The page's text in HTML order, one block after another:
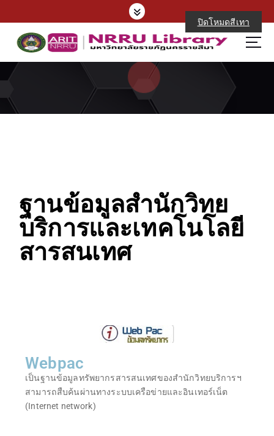
ฐานข้อมูลสำนักวิทย
บริการและเทคโนโลยี
สารสนเทศ
Webpac
เป็นฐานข้อมูลทรัพยากรสารสนเทศของสำนักวิทยบริการฯ
สามารถสืบค้นผ่านทางระบบเครือข่ายและอินเทอร์เน็ต
(Internet network)
ปิดโหมดสีเทา